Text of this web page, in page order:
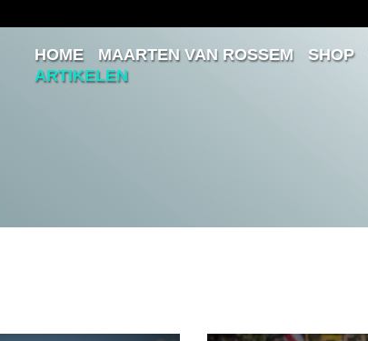
InloggenHOME MAARTEN VAN ROSSEM SHOP
ARTIKELEN